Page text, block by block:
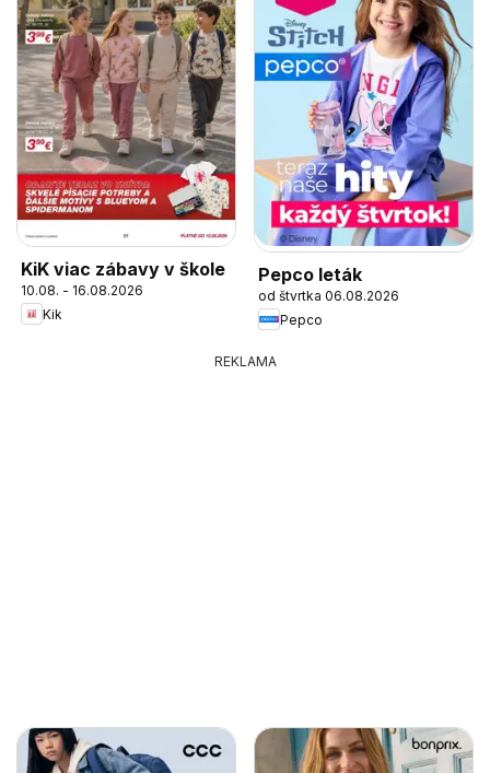
KiK viac zábavy v škole
10.08. - 16.08.2026
Kik
Pepco leták
od štvrtka 06.08.2026
Pepco
REKLAMA